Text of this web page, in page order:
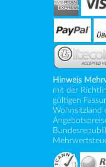
Hinweis
mit der
gültigen
Wohnsitzland